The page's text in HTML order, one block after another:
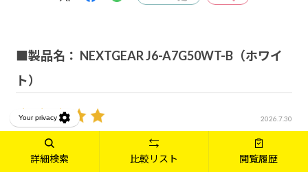
■製品名： NEXTGEAR J6-A7G50WT-B（ホワイ
ト）
2026.7.30
OS：Windows 11 Home 64ビット
詳細検索 比較リスト 閲覧履歴